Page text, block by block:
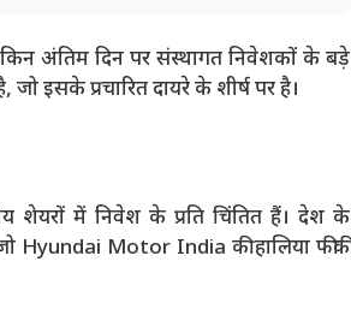
अंतिम दिन पर संस्थागत निवेशकों के बड़े
इसके प्रचारित दायरे के शीर्ष पर है।
शेयरों में निवेश के प्रति चिंतित हैं। देश के
Hyundai Motor India की हालिया फीकी